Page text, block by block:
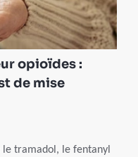
opioïdes :
de mise
le tramadol, le fentanyl